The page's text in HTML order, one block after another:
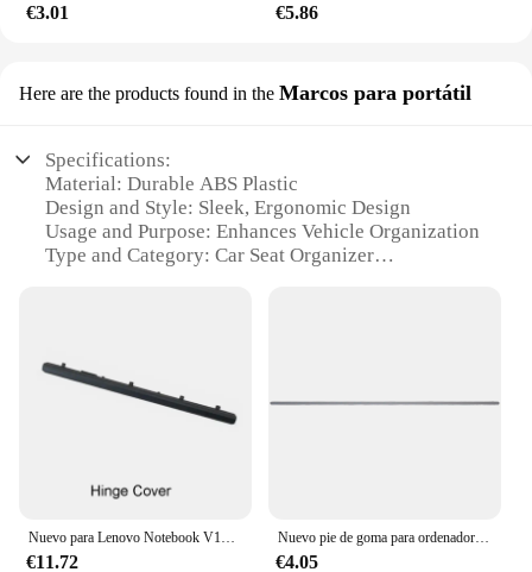
€3.01 €5.86
Here are the products found in the Marcos para portátil
Specifications:
Material: Durable ABS Plastic
Design and Style: Sleek, Ergonomic Design
Usage and Purpose: Enhances Vehicle Organization
Type and Category: Car Seat Organizer
Features:
**Optimized Vehicle Organization**
is a must-have accessory for anyone looking to
quality, durable ABS plastic, this car seat organizer
is designed to withstand the rigors of daily use. Its
€11.72
Nuevo pie de goma para ordenador portátil autoadhesivo para HP 17-CN 17-CP 470 G8 TPN-L140 reemplazo de almohadilla de goma de caja inferior 355*4,85*2mm plata
€4.05